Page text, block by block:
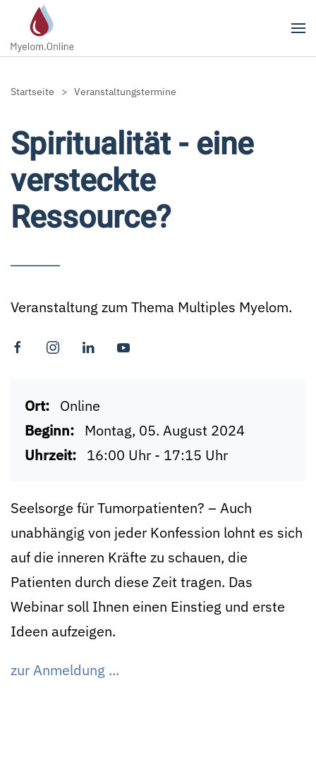
Zum Hauptinhalt springen
Startseite Veranstaltungstermine
Spiritualität - eine
versteckte
Ressource?
Veranstaltung zum Thema Multiples Myelom.
Ort: Online
Beginn: Montag, 05. August 2024
Uhrzeit: 16:00 Uhr - 17:15 Uhr
Seelsorge für Tumorpatienten? – Auch
unabhängig von jeder Konfession lohnt es sich
auf die inneren Kräfte zu schauen, die
Patienten durch diese Zeit tragen. Das
Webinar soll Ihnen einen Einstieg und erste
Ideen aufzeigen.
zur Anmeldung ...